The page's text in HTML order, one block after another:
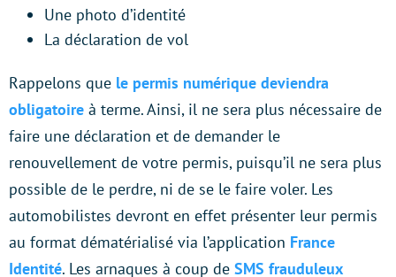
Une photo d’identité
La déclaration de vol
Rappelons que le permis numérique deviendra
obligatoire à terme. Ainsi, il ne sera plus nécessaire de
faire une déclaration et de demander le
renouvellement de votre permis, puisqu’il ne sera plus
possible de le perdre, ni de se le faire voler. Les
automobilistes devront en effet présenter leur permis
au format dématérialisé via l’application France
Identité. Les arnaques à coup de SMS frauduleux